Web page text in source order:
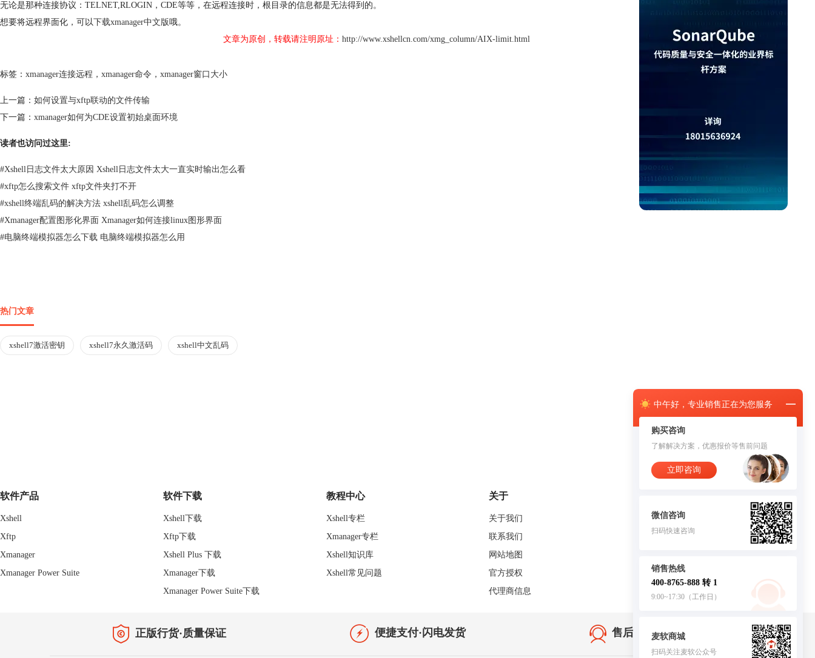
中午好， 专业销售正在为您服务
购买咨询
了解解决方案，优惠报价等售前问题
立即咨询
微信咨询
扫码快速咨询
销售热线
400-8765-888 转 1
9:00~17:30（工作日）
麦软商城
扫码关注麦软公众号
无论是那种连接协议：TELNET,RLOGIN，CDE等等，在远程连接时，根目录的信息都是无法得到的。
想要将远程界面化，可以下载xmanager中文版哦。
文章为原创，转载请注明原址： http://www.xshellcn.com/xmg_column/AIX-limit.html
标签： xmanager连接远程 ， xmanager命令 ， xmanager窗口大小
上一篇： 如何设置与xftp联动的文件传输
下一篇： xmanager如何为CDE设置初始桌面环境
读者也访问过这里:
#Xshell日志文件太大原因 Xshell日志文件太大一直实时输出怎么看
#xftp怎么搜索文件 xftp文件夹打不开
#xshell终端乱码的解决方法 xshell乱码怎么调整
#Xmanager配置图形化界面 Xmanager如何连接linux图形界面
#电脑终端模拟器怎么下载 电脑终端模拟器怎么用
热门文章
xshell7激活密钥 xshell7永久激活码 xshell中文乱码
软件产品
Xshell
Xftp
Xmanager
Xmanager Power Suite
软件下载
Xshell下载
Xftp下载
Xshell Plus 下载
Xmanager下载
Xmanager Power Suite下载
教程中心
Xshell专栏
Xmanager专栏
Xshell知识库
Xshell常见问题
关于
关于我们
联系我们
网站地图
官方授权
代理商信息
正版行货·质量保证 便捷支付·闪电发货 售后无忧·服务保障